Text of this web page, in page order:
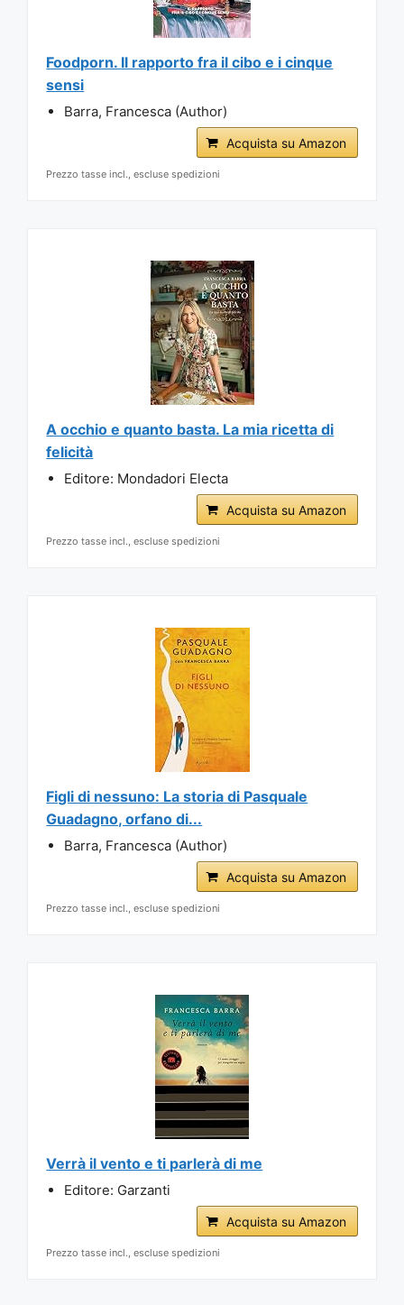
Foodporn. Il rapporto fra il cibo e i cinque
sensi
Barra, Francesca (Author)
Acquista su Amazon
Prezzo tasse incl., escluse spedizioni
A occhio e quanto basta. La mia ricetta di
felicità
Editore: Mondadori Electa
Acquista su Amazon
Prezzo tasse incl., escluse spedizioni
Figli di nessuno: La storia di Pasquale
Guadagno, orfano di...
Barra, Francesca (Author)
Acquista su Amazon
Prezzo tasse incl., escluse spedizioni
Verrà il vento e ti parlerà di me
Editore: Garzanti
Acquista su Amazon
Prezzo tasse incl., escluse spedizioni